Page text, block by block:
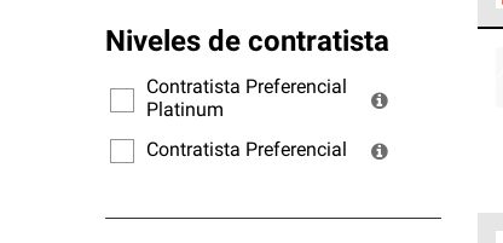
Niveles de contratista
Contratista Preferencial
Platinum
Contratista Preferencial